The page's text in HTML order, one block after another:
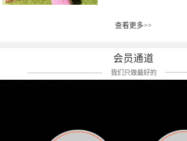
前后后居家近30天左右
痛影响走路。当天疼痛
关节贴了半月板贴布。
消失，贴布也没有出现
扎疗法）的效果是通过
以激发身体的自然愈合
弱细胞因子的作用，单
症状。 与此相比，
的控制仍有许多未知。
组织:肌肉，肌腱，韧带
状，而是指贴布本身很
类型。贴布的应用充分
成的自然流体力学的流
间，还可以在单片贴布
查看更多>>
会员通道
我们只做最好的